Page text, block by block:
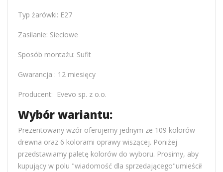
Typ żarówki: E27
Zasilanie: Sieciowe
Sposób montażu: Sufit
Gwarancja : 12 miesięcy
Producent: Evevo sp. z o.o.
Wybór wariantu:
Prezentowany wzór oferujemy jednym ze 109 kolorów
drewna oraz 6 kolorami oprawy wiszącej. Poniżej
przedstawiamy paletę kolorów do wyboru. Prosimy, aby
kupujący w polu "wiadomość dla sprzedającego"umieścił